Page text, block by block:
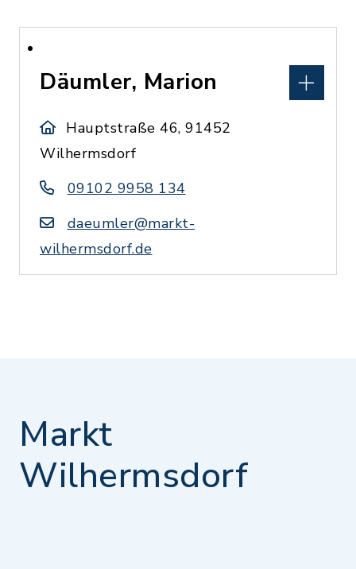
Däumler, Marion
Hauptstraße 46, 91452
Wilhermsdorf
09102 9958 134
daeumler@markt-
wilhermsdorf.de
Markt
Wilhermsdorf